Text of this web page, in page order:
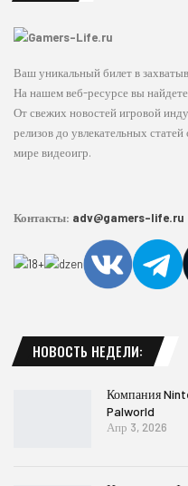
Ваш уникальный билет в
На нашем веб-ресурсе вы
От свежих новостей игровой
релизов до увлекательных
мире видеоигр.
Контакты: adv@gamers-life.ru
НОВОСТЬ НЕДЕЛИ:
Компания
Palworld
Апр 3, 2026